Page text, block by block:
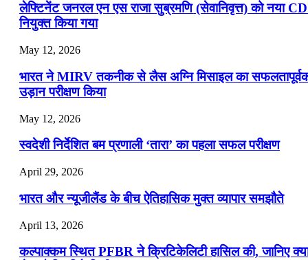
लेफ्टिनेंट जनरल एन एस राजा सुब्रमणि (सेवानिवृत्त) को नया
नियुक्त किया गया
May 12, 2026
भारत ने MIRV तकनीक से लैस अग्नि मिसाइल का
उड़ान परीक्षण किया
May 12, 2026
स्वदेशी निर्देशित बम प्रणाली ‘तारा’ का पहला सफल परीक्षण
April 29, 2026
भारत और न्यूजीलैंड के बीच ऐतिहासिक मुक्त व्यापार समझौते
April 13, 2026
कल्पाक्कम स्थित PFBR ने क्रिटिकेलिटी हासिल की, जानिए